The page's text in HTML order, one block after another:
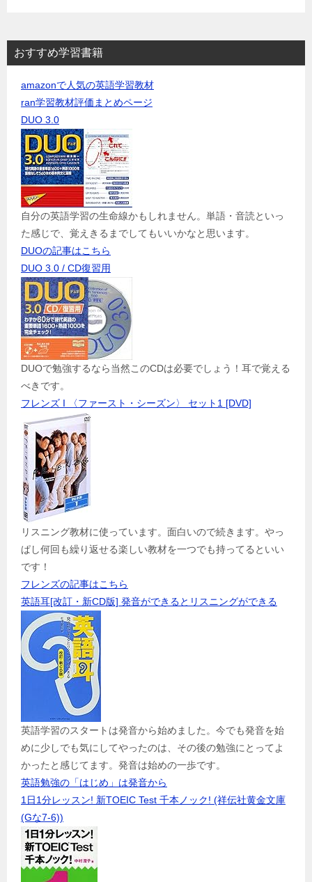
おすすめ学習書籍
amazonで人気の英語学習教材
ran学習教材評価まとめページ
DUO 3.0
自分の英語学習の生命線かもしれません。単語・音読といっ
た感じで、覚えきるまでしてもいいかなと思います。
DUOの記事はこちら
DUO 3.0 / CD復習用
DUOで勉強するなら当然このCDは必要でしょう！耳で覚える
べきです。
フレンズ I 〈ファースト・シーズン〉 セット1 [DVD]
リスニング教材に使っています。面白いので続きます。やっ
ぱし何回も繰り返せる楽しい教材を一つでも持ってるといい
です！
フレンズの記事はこちら
英語耳[改訂・新CD版] 発音ができるとリスニングができる
英語学習のスタートは発音から始めました。今でも発音を始
めに少しでも気にしてやったのは、その後の勉強にとってよ
かったと感じてます。発音は始めの一歩です。
英語勉強の「はじめ」は発音から
1日1分レッスン! 新TOEIC Test 千本ノック! (祥伝社黄金文庫
(Gな7-6))